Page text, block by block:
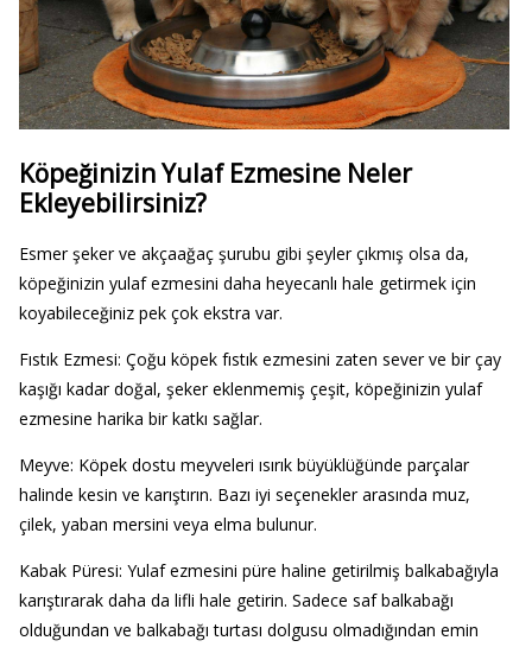
Köpeğinizin Yulaf Ezmesine Neler
Ekleyebilirsiniz?
Esmer şeker ve akçaağaç şurubu gibi şeyler çıkmış olsa da,
köpeğinizin yulaf ezmesini daha heyecanlı hale getirmek için
koyabileceğiniz pek çok ekstra var.
Fıstık Ezmesi: Çoğu köpek fıstık ezmesini zaten sever ve bir çay
kaşığı kadar doğal, şeker eklenmemiş çeşit, köpeğinizin yulaf
ezmesine harika bir katkı sağlar.
Meyve: Köpek dostu meyveleri ısırık büyüklüğünde parçalar
halinde kesin ve karıştırın. Bazı iyi seçenekler arasında muz,
çilek, yaban mersini veya elma bulunur.
Kabak Püresi: Yulaf ezmesini püre haline getirilmiş balkabağıyla
karıştırarak daha da lifli hale getirin. Sadece saf balkabağı
olduğundan ve balkabağı turtası dolgusu olmadığından emin